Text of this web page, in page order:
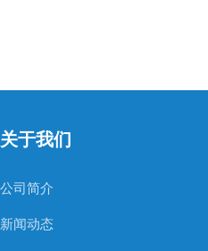
关于我们
公司简介
新闻动态